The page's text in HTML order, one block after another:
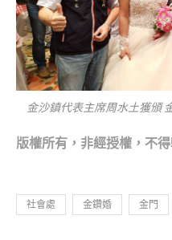
金沙鎮代表主席周水土獲頒
版權所有，非經授權，不得
社會處 金鑽婚 金門